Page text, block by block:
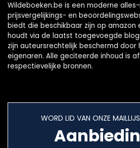
Wildeboeken.be is een moderne
prijsvergelijkings- en
biedt die beschikbaar zijn op amazon
houdt via de laatst toegevoegde
zijn auteursrechtelijk beschermd door
eigenaren. Alle geciteerde inhoud is
respectievelijke bronnen.
WORD LID VAN ONZE